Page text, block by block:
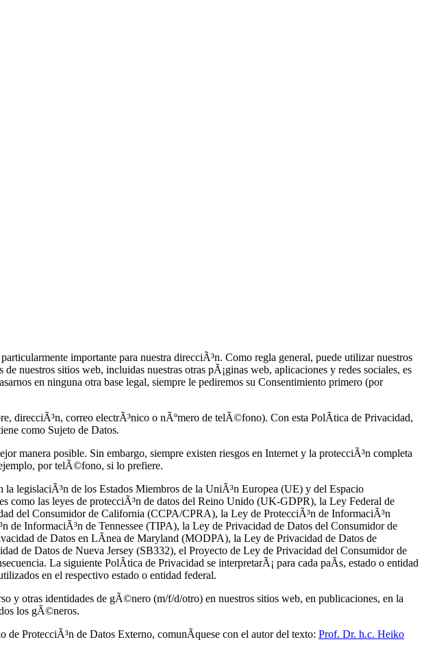
importante para nuestra direcciÃ³n. Como regla general, puede utilizar nuestros
nuestros sitios web, incluidas nuestras otras pÃ¡ginas web, aplicaciones y redes sociales, es
en ninguna otra base legal, siempre le pediremos su Consentimiento primero (por
direcciÃ³n, correo electrÃ³nico o nÃºmero de telÃ©fono). Con esta PolÃ­tica de Privacidad,
como Sujeto de Datos.
manera posible. Sin embargo, siempre existen riesgos en Internet y la protecciÃ³n completa
por telÃ©fono, si lo prefiere.
legislaciÃ³n de los Estados Miembros de la UniÃ³n Europea (UE) y del Espacio
las leyes de protecciÃ³n de datos del Reino Unido (UK-GDPR), la Ley Federal de
del Consumidor de California (CCPA/CPRA), la Ley de ProtecciÃ³n de InformaciÃ³n
InformaciÃ³n de Tennessee (TIPA), la Ley de Privacidad de Datos del Consumidor de
de Datos en LÃ­nea de Maryland (MODPA), la Ley de Privacidad de Datos de
de Datos de Nueva Jersey (SB332), el Proyecto de Ley de Privacidad del Consumidor de
La siguiente PolÃ­tica de Privacidad se interpretarÃ¡ para cada paÃ­s, estado o entidad
en el respectivo estado o entidad federal.
y otras identidades de gÃ©nero (m/f/d/otro) en nuestros sitios web, en publicaciones, en la
los gÃ©neros.
de ProtecciÃ³n de Datos Externo, comunÃ­quese con el autor del texto: Prof. Dr. h.c. Heiko